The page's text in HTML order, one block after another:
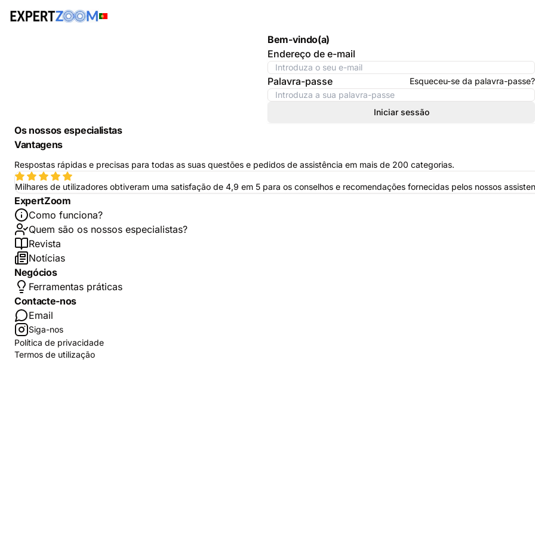
Bem-vindo(a)
Endereço de e-mail
Palavra-passe Esqueceu-se da palavra-passe?
Iniciar sessão
Os nossos especialistas
Vantagens
Respostas rápidas e precisas para todas as suas questões e pedidos de assistência em mais de 200 categorias.
Milhares de utilizadores obtiveram uma satisfação de 4,9 em 5 para os conselhos e recomendações fornecidas pelos nossos
ExpertZoom
Como funciona?
Quem são os nossos especialistas?
Revista
Notícias
Negócios
Ferramentas práticas
Contacte-nos
Email
Siga-nos
Política de privacidade
Termos de utilização